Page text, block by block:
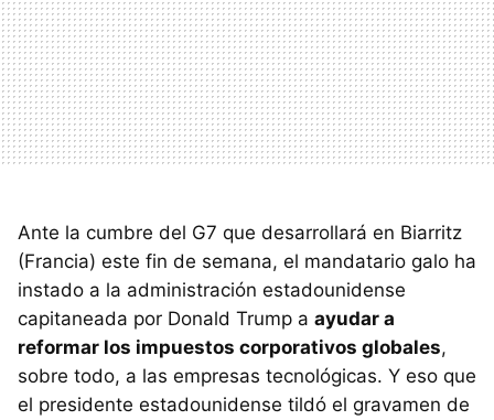
Ante la cumbre del G7 que desarrollará en Biarritz
(Francia) este fin de semana, el mandatario galo ha
instado a la administración estadounidense
capitaneada por Donald Trump a ayudar a
reformar los impuestos corporativos globales,
sobre todo, a las empresas tecnológicas. Y eso que
el presidente estadounidense tildó el gravamen de